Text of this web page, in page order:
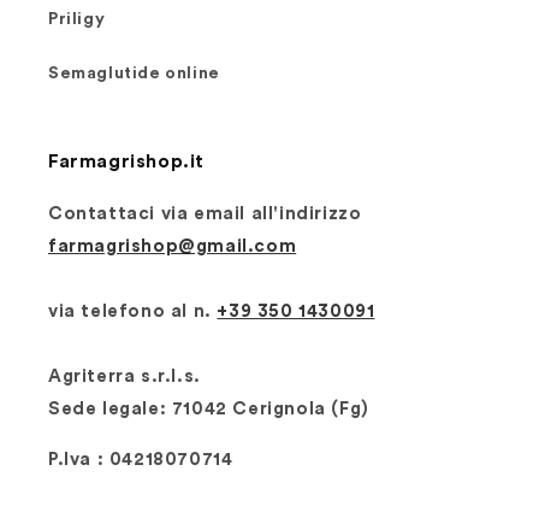
Priligy
Semaglutide online
Farmagrishop.it
Contattaci via email all'indirizzo
farmagrishop@gmail.com
via telefono al n. ‭‭ +39 350 1430091
Agriterra s.r.l.s.
Sede legale: 71042 Cerignola (Fg)
P.Iva : 04218070714